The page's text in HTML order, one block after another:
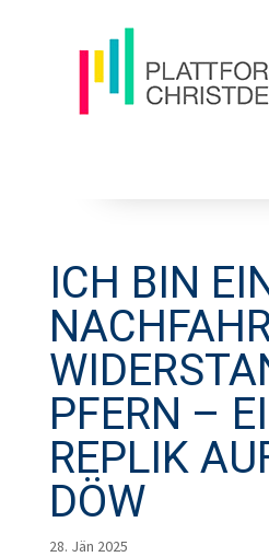
ICH BIN
PFERN –
REPLIK
DÖW
28. Jän 2025